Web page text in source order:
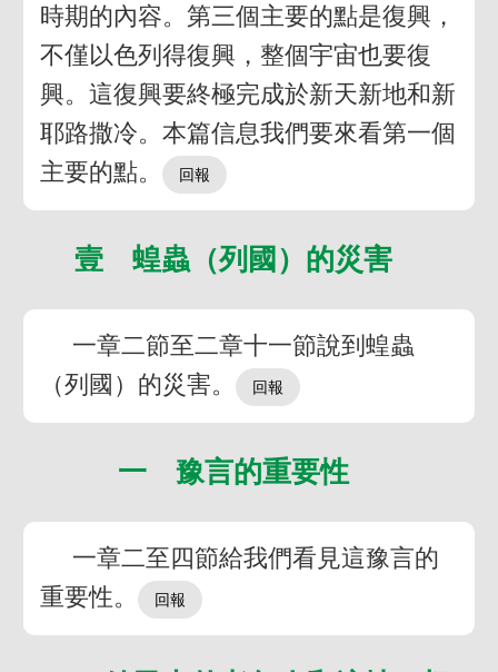
時期的內容。第三個主要的點是復興，
不僅以色列得復興，整個宇宙也要復
興。這復興要終極完成於新天新地和新
耶路撒冷。本篇信息我們要來看第一個
主要的點。
壹 蝗蟲（列國）的災害
一章二節至二章十一節說到蝗蟲
（列國）的災害。
一 豫言的重要性
一章二至四節給我們看見這豫言的
重要性。